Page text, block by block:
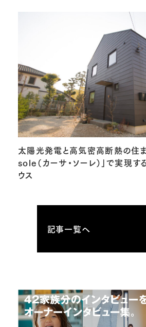
太陽光発電と高気密高断熱の住
sole（カーサ・ソーレ）」で実現
ウス
記事一覧へ